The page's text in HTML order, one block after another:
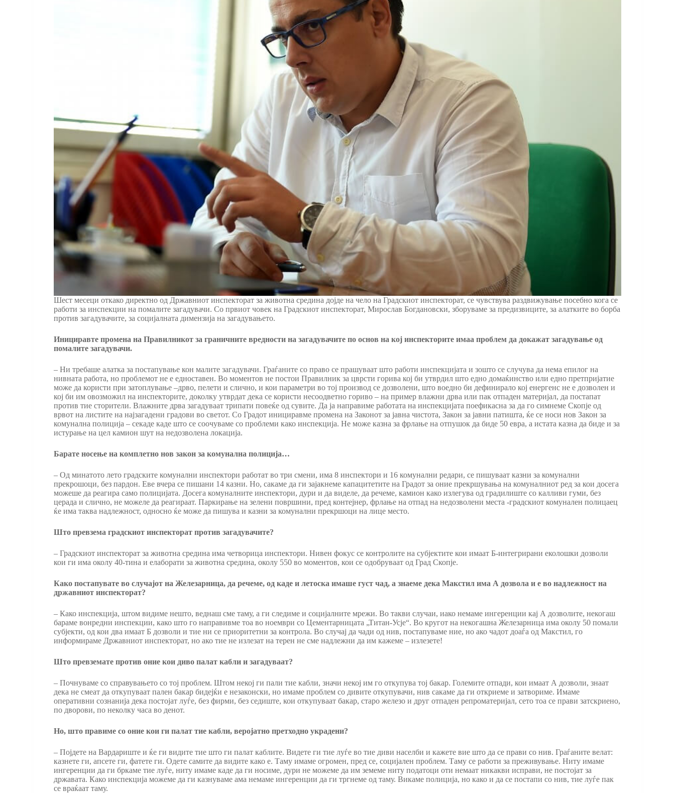
Шест месеци откако директно од Државниот инспекторат за животна средина дојде на чело на Градскиот инспекторат, се чувствува раздвижување посебно кога се
работи за инспекции на помалите загадувачи. Со првиот човек на Градскиот инспекторат, Мирослав Богдановски, зборуваме за предизвиците, за алатките во борба
против загадувачите, за социјалната димензија на загадувањето.
Инициравте промена на Правилникот за граничните вредности на загадувачите по основ на кој инспекторите имаа проблем да докажат загадување од
помалите загадувачи.
– Ни требаше алатка за постапување кон малите загадувачи. Граѓаните со право се прашуваат што работи инспекцијата и зошто се случува да нема епилог на
нивната работа, но проблемот не е едноставен. Во моментов не постои Правилник за цврсти горива кој би утврдил што едно домаќинство или едно претпријатие
може да користи при затоплување –дрво, пелети и слично, и кои параметри во тој производ се дозволени, што воедно би дефинирало кој енергенс не е дозволен и
кој би им овозможил на инспекторите, доколку утврдат дека се користи несоодветно гориво – на пример влажни дрва или пак отпаден материјал, да постапат
против тие сторители. Влажните дрва загадуваат трипати повеќе од сувите. Да ја направиме работата на инспекцијата поефикасна за да го симнеме Скопје од
врвот на листите на најзагадени градови во светот. Со Градот инициравме промена на Законот за јавна чистота, Закон за јавни патишта, ќе се носи нов Закон за
комунална полиција – секаде каде што се соочуваме со проблеми како инспекција. Не може казна за фрлање на отпушок да биде 50 евра, а истата казна да биде и за
истурање на цел камион шут на недозволена локација.
Барате носење на комплетно нов закон за комунална полиција…
– Од минатото лето градските комунални инспектори работат во три смени, има 8 инспектори и 16 комунални редари, се пишуваат казни за комунални
прекрошоци, без пардон. Еве вчера се пишани 14 казни. Но, сакаме да ги зајакнеме капацитетите на Градот за оние прекршувања на комуналниот ред за кои досега
можеше да реагира само полицијата. Досега комуналните инспектори, дури и да виделе, да речеме, камион како излегува од градилиште со калливи гуми, без
церада и слично, не можеле да реагираат. Паркирање на зелени површини, пред контејнер, фрлање на отпад на недозволени места -градскиот комунален полицаец
ќе има таква надлежност, односно ќе може да пишува и казни за комунални прекршоци на лице место.
Што превзема градскиот инспекторат против загадувачите?
– Градскиот инспекторат за животна средина има четворица инспектори. Нивен фокус се контролите на субјектите кои имаат Б-интегрирани еколошки дозволи
кои ги има околу 40-тина и елаборати за животна средина, околу 550 во моментов, кои се одобруваат од Град Скопје.
Како постапувате во случајот на Железарница, да речеме, од каде и летоска имаше густ чад, а знаеме дека Макстил има А дозвола и е во надлежност на
државниот инспекторат?
– Како инспекција, штом видиме нешто, веднаш сме таму, а ги следиме и социјалните мрежи. Во такви случаи, иако немаме ингеренции кај А дозволите, некогаш
бараме вонредни инспекции, како што го направивме тоа во ноември со Цементарницата „Титан-Усје“. Во кругот на некогашна Железарница има околу 50 помали
субјекти, од кои два имаат Б дозволи и тие ни се приоритетни за контрола. Во случај да чади од нив, постапуваме ние, но ако чадот доаѓа од Макстил, го
информираме Државниот инспекторат, но ако тие не излезат на терен не сме надлежни да им кажеме – излезете!
Што превземате против оние кои диво палат кабли и загадуваат?
– Почнуваме со справувањето со тој проблем. Штом некој ги пали тие кабли, значи некој им го откупува тој бакар. Големите отпади, кои имаат А дозволи, знаат
дека не смеат да откупуваат пален бакар бидејќи е незаконски, но имаме проблем со дивите откупувачи, нив сакаме да ги откриеме и затвориме. Имаме
оперативни сознанија дека постојат луѓе, без фирми, без седиште, кои откупуваат бакар, старо железо и друг отпаден репроматеријал, сето тоа се прави затскриено,
по дворови, по неколку часа во денот.
Но, што правиме со оние кои ги палат тие кабли, веројатно претходно украдени?
– Појдете на Вардариште и ќе ги видите тие што ги палат каблите. Видете ги тие луѓе во тие диви населби и кажете вие што да се прави со нив. Граѓаните велат:
казнете ги, апсете ги, фатете ги. Одете самите да видите како е. Таму имаме огромен, пред се, социјален проблем. Таму се работи за преживување. Ниту имаме
ингеренции да ги бркаме тие луѓе, ниту имаме каде да ги носиме, дури не можеме да им земеме ниту податоци оти немаат никакви исправи, не постојат за
државата. Како инспекција можеме да ги казнуваме ама немаме ингеренции да ги тргнеме од таму. Викаме полиција, но како и да се постапи со нив, тие луѓе пак
се враќаат таму.